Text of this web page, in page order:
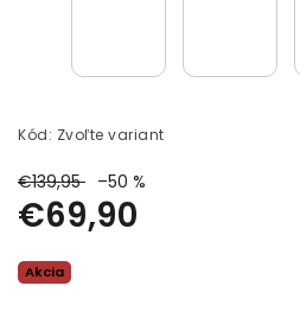
Kód: Zvoľte variant
€139,95 –50 %
€69,90
Akcia